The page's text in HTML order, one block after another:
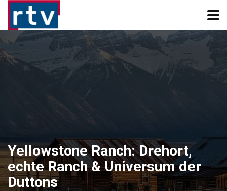
Yellowstone Ranch: Drehort,
echte Ranch & Universum der
Duttons